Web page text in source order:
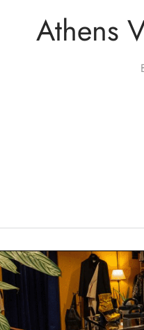
Athens